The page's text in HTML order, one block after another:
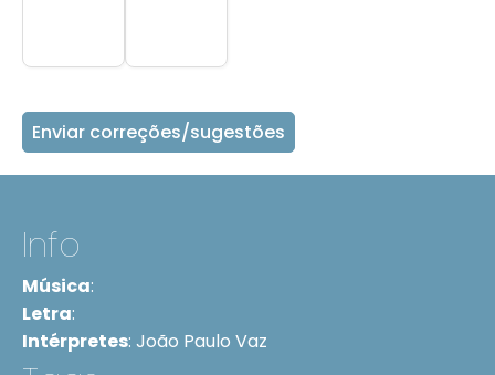
Enviar correções/sugestões
Info
Música:
Letra:
Intérpretes: João Paulo Vaz